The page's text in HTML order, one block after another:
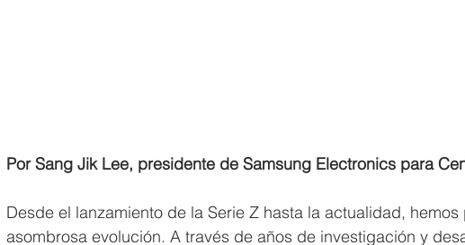
Por Sang Jik Lee, presidente de Samsung Electronics para
Desde el lanzamiento de la Serie Z hasta la actualidad,
asombrosa evolución. A través de años de investigación y